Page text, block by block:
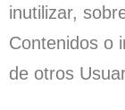
inutilizar,
Contenidos o
de otros